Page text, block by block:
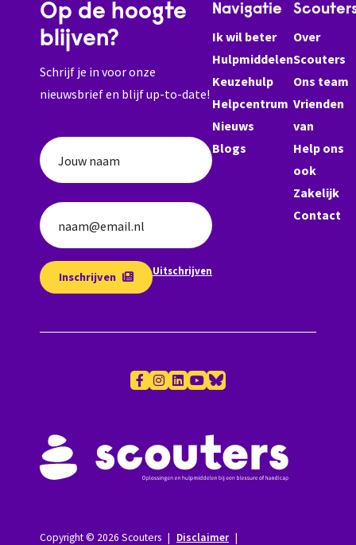
Op de hoogte
blijven?
Schrijf je in voor onze
nieuwsbrief en blijf up-to-date!
Jouw naam
naam@email.nl
Inschrijven Uitschrijven
Navigatie
Ik wil beter
Hulpmiddelen
Keuzehulp
Helpcentrum
Nieuws
Blogs
Over
Scouters
Ons team
Vrienden
van
Help ons
ook
Zakelijk
Contact
Copyright © 2026 Scouters | Disclaimer |